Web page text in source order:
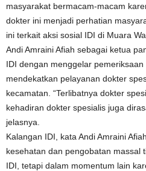
masyarakat bermacam-macam
dokter ini menjadi perhatian
ini terkait aksi sosial IDI di Muara
Andi Amraini Afiah sebagai ketua
IDI dengan menggelar
mendekatkan pelayanan dokter
kecamatan. “Terlibatnya dokter
kehadiran dokter spesialis juga
jelasnya.
Kalangan IDI, kata Andi Amraini
kesehatan dan pengobatan massal
IDI, tetapi dalam momentum lain